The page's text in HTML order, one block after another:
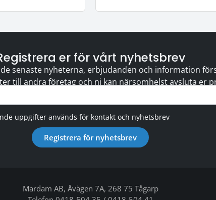
er för vårt nyhetsbrev
senaste nyheterna, erbjudanden och information
till andra företag och ni kan närsomhelst avsluta er
uppgifter används för kontakt och nyhetsbrev
Registrera för nyhetsbrev
Mardam AB, Åvägen 7A, 268 75 Tågarp